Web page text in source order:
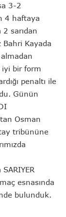
3-2
4 haftaya
2 sarıdan
Bahri Kayada
iyi bir form
penaltı ile
Günün
Osman
tribününe
esnasında
bulunduk.